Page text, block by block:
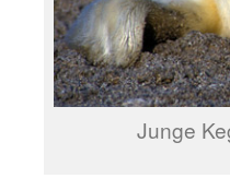
Junge